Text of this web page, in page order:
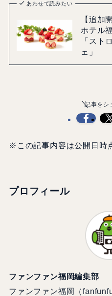
あわせて読みたい
【追加
ホテル
「スト
ェ」
記事をシ
※この記事内容は公開日時
プロフィール
ファンファン福岡編集部
ファンファン福岡（